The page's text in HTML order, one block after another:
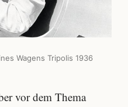
Wagens Tripolis 1936
vor dem Thema